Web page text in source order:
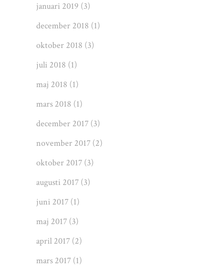
januari 2019 (3)
december 2018 (1)
oktober 2018 (3)
juli 2018 (1)
maj 2018 (1)
mars 2018 (1)
december 2017 (3)
november 2017 (2)
oktober 2017 (3)
augusti 2017 (3)
juni 2017 (1)
maj 2017 (3)
april 2017 (2)
mars 2017 (1)